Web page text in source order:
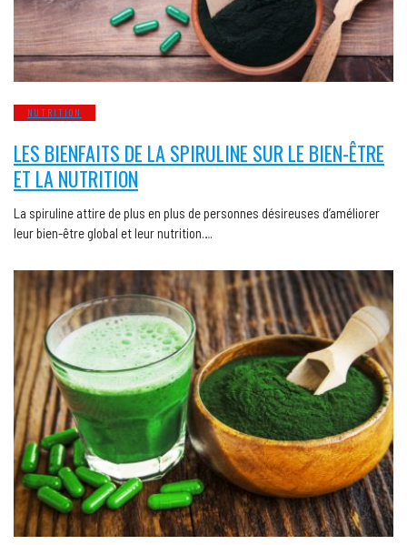
NUTRITION
LES BIENFAITS DE LA SPIRULINE SUR LE BIEN-ÊTRE
ET LA NUTRITION
La spiruline attire de plus en plus de personnes désireuses d’améliorer
leur bien-être global et leur nutrition….